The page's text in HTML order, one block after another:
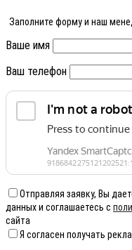
Заполните форму и наш
Ваше имя
Ваш телефон
Отправляя заявку, Вы
данных и соглашаетесь с
сайта
Я согласен получать